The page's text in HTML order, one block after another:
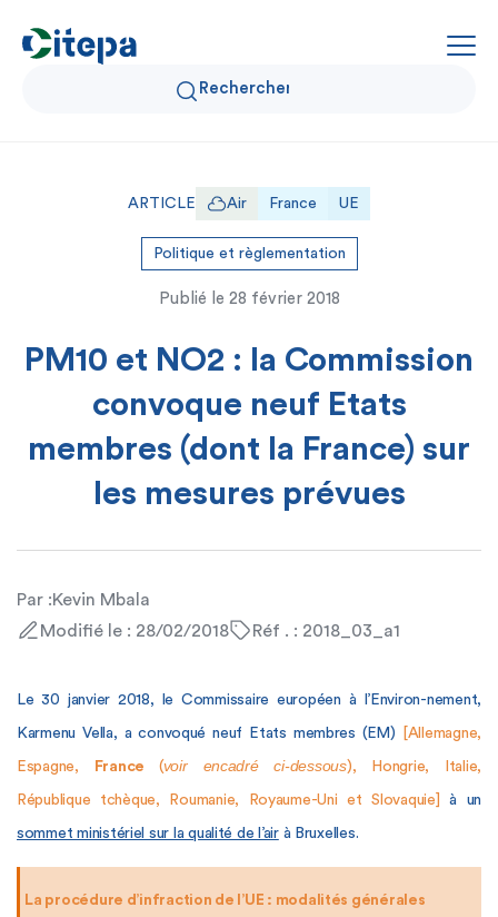
Qui sommes-nous ?
Données Air et Climat
Expertise et solutions
ARTICLE Air France UE
Politique et règlementation
Publié le 28 février 2018
PM10 et NO2 : la Commission
convoque neuf Etats
membres (dont la France) sur
les mesures prévues
Par :Kevin Mbala
Modifié le : 28/02/2018
Réf . : 2018_03_a1
Le 30 janvier 2018, le Commissaire européen à l’Environ-nement,
Karmenu Vella, a convoqué neuf Etats membres (EM) [Allemagne,
Espagne, France (voir encadré ci-dessous), Hongrie, Italie,
République tchèque, Roumanie, Royaume-Uni et Slovaquie]à un
sommet ministériel sur la qualité de l’airà Bruxelles.
La procédure d’infraction de l’UE : modalités générales